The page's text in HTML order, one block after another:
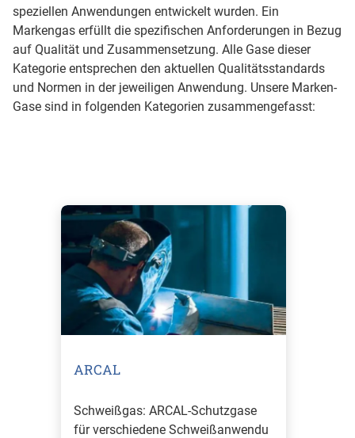
speziellen Anwendungen entwickelt wurden. Ein
Markengas erfüllt die spezifischen Anforderungen in Bezug
auf Qualität und Zusammensetzung. Alle Gase dieser
Kategorie entsprechen den aktuellen Qualitätsstandards
und Normen in der jeweiligen Anwendung. Unsere Marken-
Gase sind in folgenden Kategorien zusammengefasst:
ARCAL
Schweißgas: ARCAL-Schutzgase
für verschiedene Schweißanwendu